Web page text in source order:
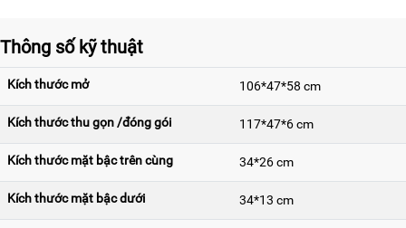
XE
NÂNG
TAY
Thông số kỹ thuật
Kích thước mở 106*47*58 cm
Kích thước thu gọn /đóng gói 117*47*6 cm
Kích thước mặt bậc trên cùng 34*26 cm
Kích thước mặt bậc dưới 34*13 cm